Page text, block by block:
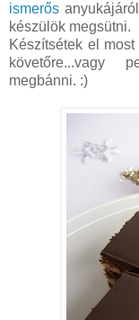
ismerős
készülök megsütni.
Készítsétek el
követőre...vagy
megbánni. :)